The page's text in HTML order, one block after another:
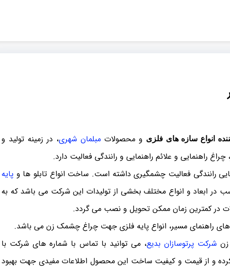
انواع سازه های فلزی و محصولاتمبلمان شهری، در زمینه تولید و
راهنمایی و علائم راهنمایی و رانندگی فعالیت دارد.
رانندگی فعالیت چشمگیری داشته است. ساخت انواع تابلو ها و پایه
در ابعاد و انواع مختلف بخشی از تولیدات این شرکت می باشد که به
در کمترین زمان ممکن تحویل و نصب می گردد.
های راهنمای مسیر، انواع پایه فلزی جهت چراغ چشمک زن می باشد.
شرکت پرتوسازان بدیع، می توانید با تماس با شماره های شرکت با
و از قیمت و کیفیت ساخت این محصول اطلاعات مفیدی جهت بهبود